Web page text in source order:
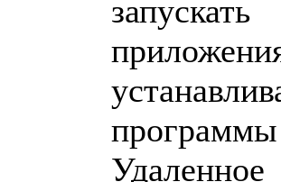
запускать
программы
Удаленное